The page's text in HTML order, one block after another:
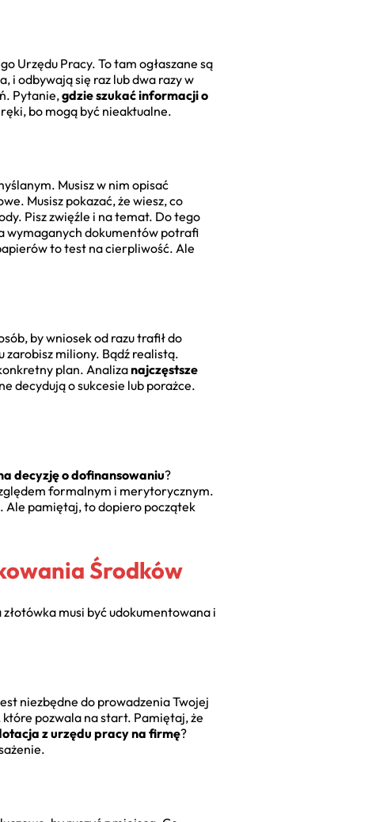
Urzędu Pracy. To tam ogłaszane są
i odbywają się raz lub dwa razy w
Pytanie,gdzie szukać informacji o
bo mogą być nieaktualne.
Musisz w nim opisać
Musisz pokazać, że wiesz, co
Pisz zwięźle i na temat. Do tego
wymaganych dokumentów potrafi
to test na cierpliwość. Ale
by wniosek od razu trafił do
zarobisz miliony. Bądź realistą.
plan. Analizanajczęstsze
decydują o sukcesie lub porażce.
decyzję o dofinansowaniu?
formalnym i merytorycznym.
Ale pamiętaj, to dopiero początek
Środków
musi być udokumentowana i
niezbędne do prowadzenia Twojej
które pozwala na start. Pamiętaj, że
z urzędu pracy na firmę?